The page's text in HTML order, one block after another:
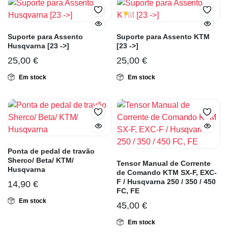
Suporte para Assento
Husqvarna [23 ->]
25,00 €
Em stock
Suporte para Assento KTM
[23 ->]
25,00 €
Em stock
Ponta de pedal de travão
Sherco/ Beta/ KTM/
Husqvarna
14,90 €
Em stock
Tensor Manual de Corrente
de Comando KTM SX-F, EXC-
F / Husqvarna 250 / 350 / 450
FC, FE
45,00 €
Em stock